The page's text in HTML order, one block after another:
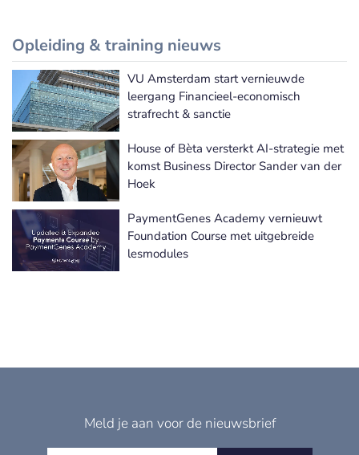
Opleiding & training nieuws
Meer Opleiding & training nieuws
VU Amsterdam start vernieuwde
leergang Financieel-economisch
strafrecht & sanctie
House of Bèta versterkt AI-strategie met
komst Business Director Sander van der
Hoek
PaymentGenes Academy vernieuwt
Foundation Course met uitgebreide
lesmodules
Meld je aan voor de nieuwsbrief